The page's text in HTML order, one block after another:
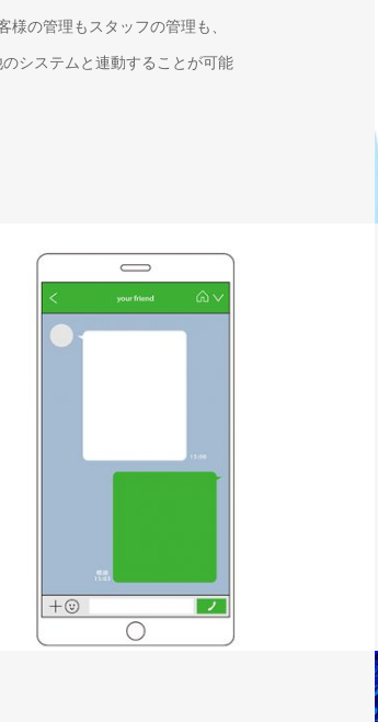
の管理もスタッフの管理も、
システムと連動することが可能